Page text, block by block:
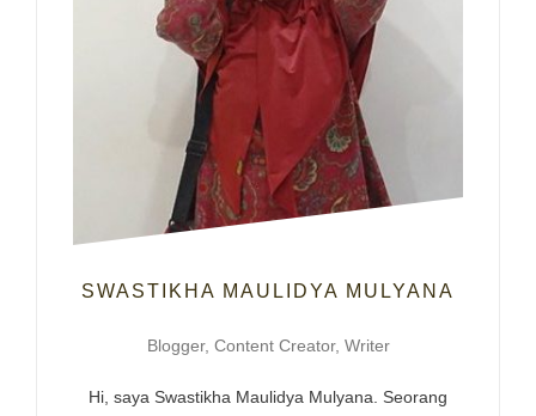
SWASTIKHA MAULIDYA MULYANA
Blogger, Content Creator, Writer
Hi, saya Swastikha Maulidya Mulyana. Seorang